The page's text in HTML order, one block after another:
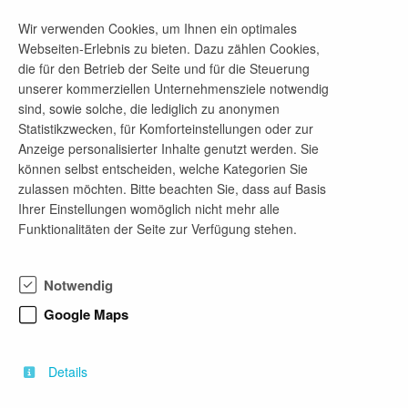
Firmenprofil
JUNO-BAU ist ein Familienunternehmen -
persönlich, bodenständig und auf Augenhöhe.
Seit über 30 Jahren setzen wir anspruchsvolle
Industrieprojekte im Energiesektor um und haben
uns als zuverlässiger Partner etabliert.
Was uns ausmacht? Kurze Wege, schnelle
Entscheidungen und ein Team, das gemeinsam
Hand in Hand. Flexibel, unkompliziert und immer
mit Blick für die beste Lösung.
Verantwortung und die Möglichkeit, Projekte von
Wir verwenden Cookies, um Ihnen ein optimales
Webseiten-Erlebnis zu bieten. Dazu zählen Cookies,
die für den Betrieb der Seite und für die Steuerung
unserer kommerziellen Unternehmensziele notwendig
sind, sowie solche, die lediglich zu anonymen
Statistikzwecken, für Komforteinstellungen oder zur
Anzeige personalisierter Inhalte genutzt werden. Sie
können selbst entscheiden, welche Kategorien Sie
zulassen möchten. Bitte beachten Sie, dass auf Basis
Ihrer Einstellungen womöglich nicht mehr alle
Funktionalitäten der Seite zur Verfügung stehen.
Notwendig
Google Maps
Details